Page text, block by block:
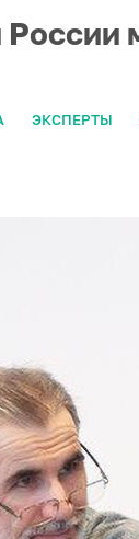
ЭКСПЕРТЫ